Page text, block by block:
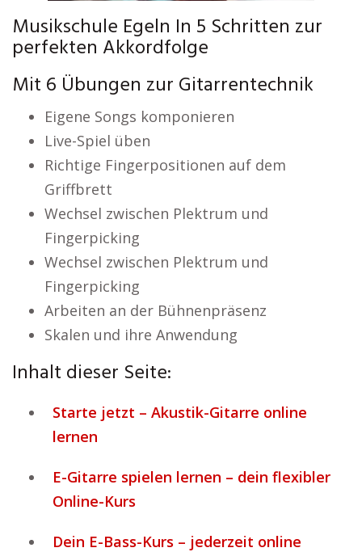
Musikschule Egeln In 5 Schritten zur
perfekten Akkordfolge
Mit 6 Übungen zur Gitarrentechnik
Eigene Songs komponieren
Live-Spiel üben
Richtige Fingerpositionen auf dem
Griffbrett
Wechsel zwischen Plektrum und
Fingerpicking
Wechsel zwischen Plektrum und
Fingerpicking
Arbeiten an der Bühnenpräsenz
Skalen und ihre Anwendung
Inhalt dieser Seite:
Starte jetzt – Akustik-Gitarre online
lernen
E-Gitarre spielen lernen – dein flexibler
Online-Kurs
Dein E-Bass-Kurs – jederzeit online